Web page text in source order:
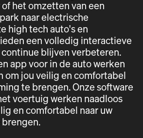
het omzetten van een
naar electrische
high tech auto's en
een volledig interactieve
blijven verbeteren.
app voor in de auto werken
om jou veilig en comfortabel
te brengen. Onze software
voertuig werken naadloos
en comfortabel naar uw